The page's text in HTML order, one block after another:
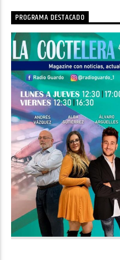
Radio AMGu
PROGRAMA DESTACADO